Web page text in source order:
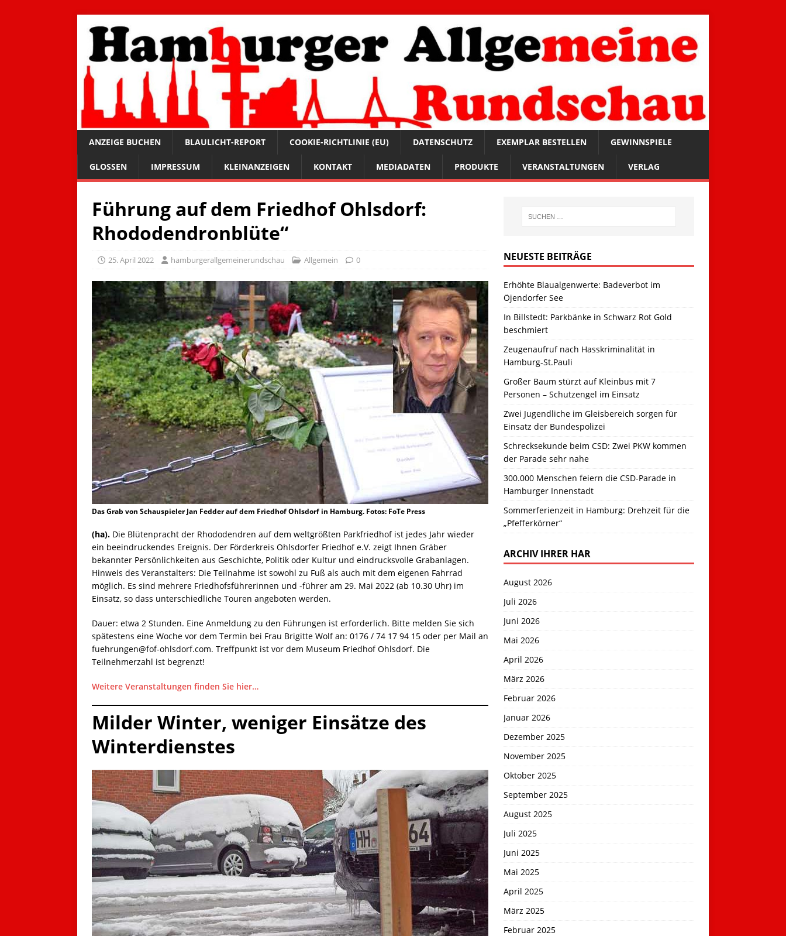
ANZEIGE BUCHEN BLAULICHT-REPORT COOKIE-RICHTLINIE (EU) DATENSCHUTZ EXEMPLAR BESTELLEN GEWINNSPIELE
GLOSSEN IMPRESSUM KLEINANZEIGEN KONTAKT MEDIADATEN PRODUKTE VERANSTALTUNGEN VERLAG
Führung auf dem Friedhof Ohlsdorf:
Rhododendronblüte“
25. April 2022 hamburgerallgemeinerundschau Allgemein 0
Das Grab von Schauspieler Jan Fedder auf dem Friedhof Ohlsdorf in Hamburg. Fotos: FoTe Press
(ha). Die Blütenpracht der Rhododendren auf dem weltgrößten Parkfriedhof ist jedes Jahr wieder
ein beeindruckendes Ereignis. Der Förderkreis Ohlsdorfer Friedhof e.V. zeigt Ihnen Gräber
bekannter Persönlichkeiten aus Geschichte, Politik oder Kultur und eindrucksvolle Grabanlagen.
Hinweis des Veranstalters: Die Teilnahme ist sowohl zu Fuß als auch mit dem eigenen Fahrrad
möglich. Es sind mehrere Friedhofsführerinnen und -führer am 29. Mai 2022 (ab 10.30 Uhr) im
Einsatz, so dass unterschiedliche Touren angeboten werden.
Dauer: etwa 2 Stunden. Eine Anmeldung zu den Führungen ist erforderlich. Bitte melden Sie sich
spätestens eine Woche vor dem Termin bei Frau Brigitte Wolf an: 0176 / 74 17 94 15 oder per Mail an
fuehrungen@fof-ohlsdorf.com. Treffpunkt ist vor dem Museum Friedhof Ohlsdorf. Die
Teilnehmerzahl ist begrenzt!
Weitere Veranstaltungen finden Sie hier…
Milder Winter, weniger Einsätze des
Winterdienstes
NEUESTE BEITRÄGE
Erhöhte Blaualgenwerte: Badeverbot im
Öjendorfer See
In Billstedt: Parkbänke in Schwarz Rot Gold
beschmiert
Zeugenaufruf nach Hasskriminalität in
Hamburg-St.Pauli
Großer Baum stürzt auf Kleinbus mit 7
Personen – Schutzengel im Einsatz
Zwei Jugendliche im Gleisbereich sorgen für
Einsatz der Bundespolizei
Schrecksekunde beim CSD: Zwei PKW kommen
der Parade sehr nahe
300.000 Menschen feiern die CSD-Parade in
Hamburger Innenstadt
Sommerferienzeit in Hamburg: Drehzeit für die
„Pfefferkörner“
ARCHIV IHRER HAR
August 2026
Juli 2026
Juni 2026
Mai 2026
April 2026
März 2026
Februar 2026
Januar 2026
Dezember 2025
November 2025
Oktober 2025
September 2025
August 2025
Juli 2025
Juni 2025
Mai 2025
April 2025
März 2025
Februar 2025